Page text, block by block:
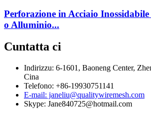
Perforazione in Acciaio
o Alluminio...
Cuntatta ci
Indirizzu: 6-1601, Baoneng Center,
Cina
Telefono: +86-19930751141
E-mail: janeliu@qualitywiremesh.com
Skype: Jane840725@hotmail.com